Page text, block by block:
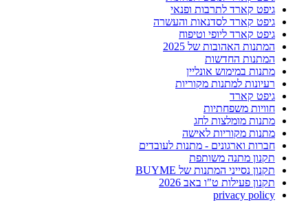
גיפט קארד לתרבות ופנאי
גיפט קארד לסדנאות והעשרה
גיפט קארד ליופי וטיפוח
המתנות האהובות של 2025
המתנות החדשות
מתנות במימוש אונליין
רעיונות למתנות מקוריות
גיפט קארד
חוויות משפחתיות
מתנות מומלצות לחג
מתנות מקוריות לאישה
חברות וארגונים - מתנות לעובדים
תקנון מתנה משותפת
תקנון נסייני המתנות של BUYME
תקנון פעילות ט"ו באב 2026
privacy policy